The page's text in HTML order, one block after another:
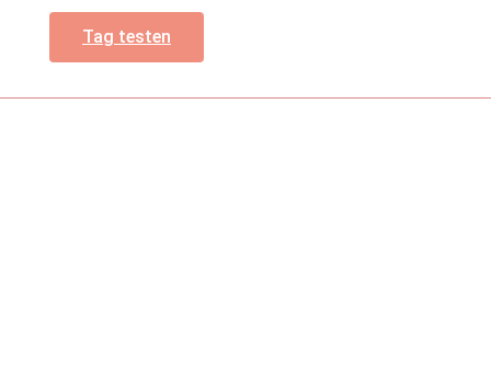
Tag testen